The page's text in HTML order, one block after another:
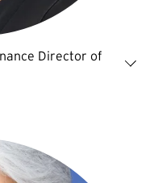
Director of